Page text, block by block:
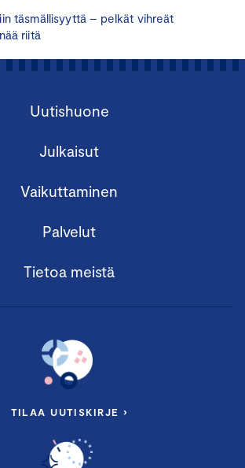
täsmällisyyttä – pelkät vihreät
riitä
Uutishuone
Julkaisut
Vaikuttaminen
Palvelut
Tietoa meistä
TILAA UUTISKIRJE ›